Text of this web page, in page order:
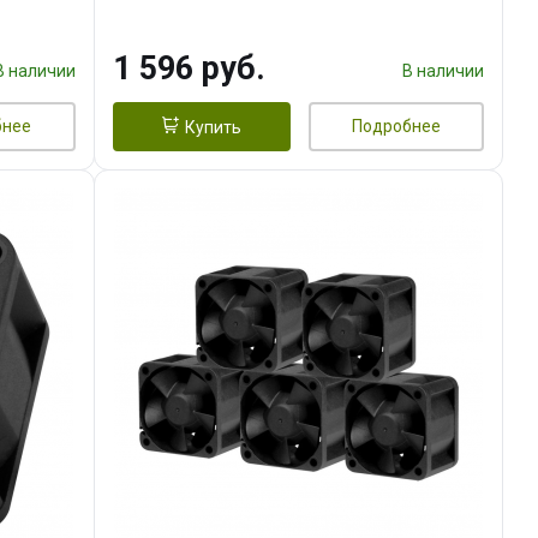
наличии 1 596 руб. В наличии
Купить Подробнее